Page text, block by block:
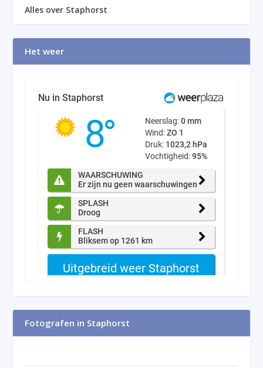
Alles over Staphorst
Het weer
Fotografen in Staphorst